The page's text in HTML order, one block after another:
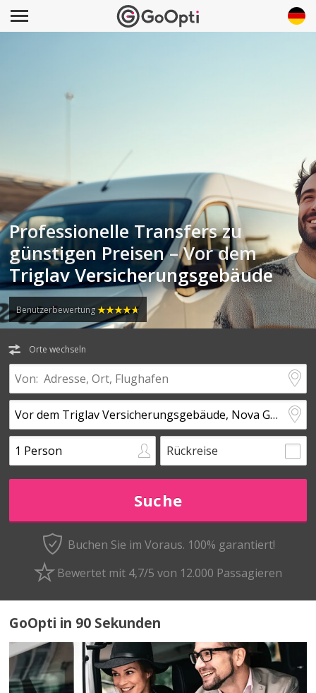
Professionelle Transfers zu
günstigen Preisen – Vor dem
Triglav Versicherungsgebäude
Benutzerbewertung
Orte wechseln
Rückreise
Buchen Sie im Voraus. 100% garantiert!
Bewertet mit 4,7/5 von 12.000 Passagieren
GoOpti in 90 Sekunden